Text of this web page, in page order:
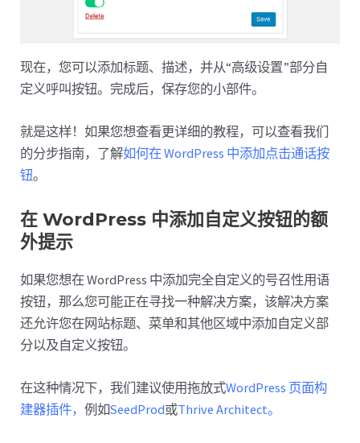
现在，您可以添加标题、描述，并从“高级设置”部分自
定义呼叫按钮。完成后，保存您的小部件。
就是这样！如果您想查看更详细的教程，可以查看我们
的分步指南，了解如何在 WordPress 中添加点击通话按
钮。
在 WordPress 中添加自定义按钮的额
外提示
如果您想在 WordPress 中添加完全自定义的号召性用语
按钮，那么您可能正在寻找一种解决方案，该解决方案
还允许您在网站标题、菜单和其他区域中添加自定义部
分以及自定义按钮。
在这种情况下，我们建议使用拖放式WordPress 页面构
建器插件，例如SeedProd或Thrive Architect。